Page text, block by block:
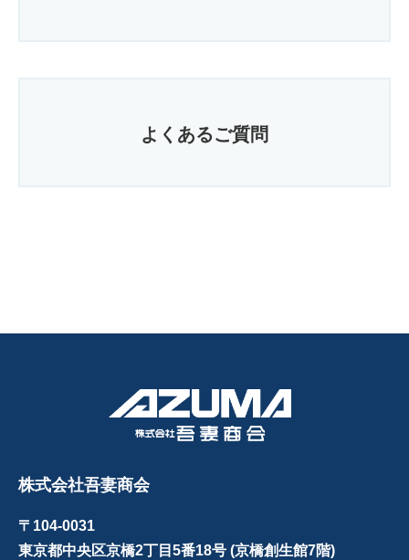
よくあるご質問
株式会社吾妻商会
〒104-0031
東京都中央区京橋2丁目5番18号 (京橋創生館7階)